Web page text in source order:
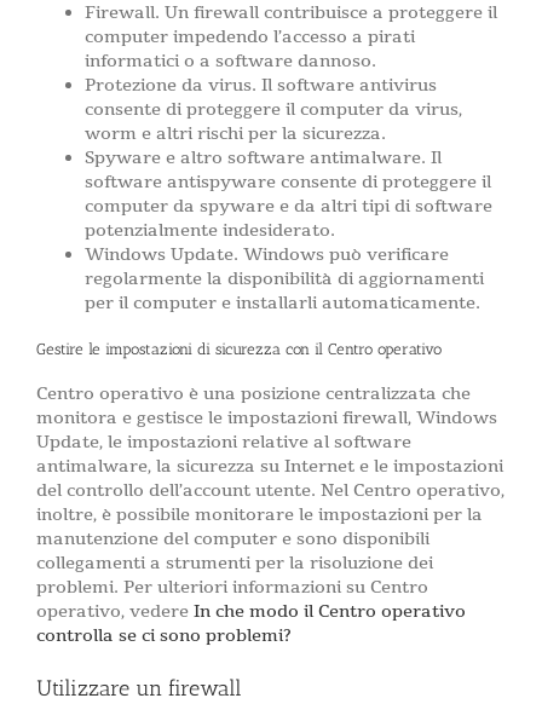
Firewall. Un firewall contribuisce a proteggere il
computer impedendo l’accesso a pirati
informatici o a software dannoso.
Protezione da virus. Il software antivirus
consente di proteggere il computer da virus,
worm e altri rischi per la sicurezza.
Spyware e altro software antimalware. Il
software antispyware consente di proteggere il
computer da spyware e da altri tipi di software
potenzialmente indesiderato.
Windows Update. Windows può verificare
regolarmente la disponibilità di aggiornamenti
per il computer e installarli automaticamente.
Gestire le impostazioni di sicurezza con il Centro operativo
Centro operativo è una posizione centralizzata che
monitora e gestisce le impostazioni firewall, Windows
Update, le impostazioni relative al software
antimalware, la sicurezza su Internet e le impostazioni
del controllo dell’account utente. Nel Centro operativo,
inoltre, è possibile monitorare le impostazioni per la
manutenzione del computer e sono disponibili
collegamenti a strumenti per la risoluzione dei
problemi. Per ulteriori informazioni su Centro
operativo, vedere In che modo il Centro operativo
controlla se ci sono problemi?
Utilizzare un firewall